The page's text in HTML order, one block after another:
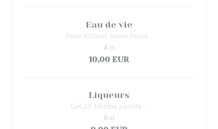
Eau de vie
Poire d’Olivet, vieille Prune…
10,00 EUR
4 cl
Liqueurs
Get 27, Menthe pastille …
8 cl